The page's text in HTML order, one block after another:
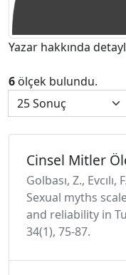
Yazar hakkında
6 ölçek bulundu.
Cinsel Mitler
Golbası, Z.,
Sexual myths
and reliability in
34(1), 75-87.